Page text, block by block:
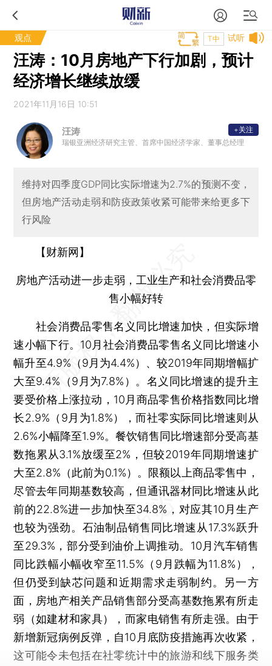
观点 试听
T中
汪涛：10月房地产下行加剧，预计
经济增长继续放缓
2021年11月16日 10:51
汪涛
瑞银亚洲经济研究主管、首席中国经济学家、董事总经理
+关注
维持对四季度GDP同比实际增速为2.7%的预测不变，
但房地产活动走弱和防疫政策收紧可能带来给更多下
行风险
【财新网】
房地产活动进一步走弱，工业生产和社会消费品零
售小幅好转
社会消费品零售名义同比增速加快，但实际增
速小幅下行。10月社会消费品零售名义同比增速小
幅升至4.9%（9月为4.4%）、较2019年同期增幅扩
大至9.4%（9月为7.8%）。名义同比增速的提升主
要受价格上涨拉动，10月商品零售价格指数同比增
长2.9%（9月为1.8%），而社零实际同比增速则从
2.6%小幅降至1.9%。餐饮销售同比增速部分受高基
数拖累从3.1%放缓至2%，但较2019年同期增速扩
大至2.8%（此前为0.1%）。限额以上商品零售中，
尽管去年同期基数较高，但通讯器材同比增速从此
前的22.8%进一步加快至34.8%，对应其10月生产
也较为强劲。石油制品销售同比增速从17.3%跃升
至29.3%，部分受到油价上调推动。10月汽车销售
同比跌幅小幅收窄至11.5%（9月跌幅为11.8%），
但仍受到缺芯问题和近期需求走弱制约。另一方
面，房地产相关产品销售部分受高基数拖累有所走
弱（如建材和家具），而家电销售有所走强。由于
新增新冠病例反弹，自10月底防疫措施再次收紧，
这可能令未包括在社零统计中的旅游和线下服务类